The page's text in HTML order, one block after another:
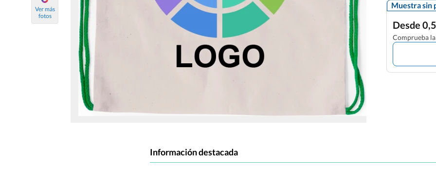
Ver más
fotos
Muestra sin
Desde
Comprueba
Información destacada